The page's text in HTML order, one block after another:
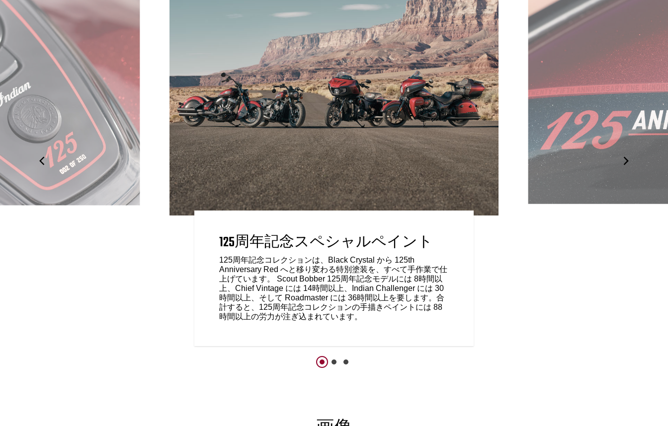
125周年記念スペシャルペイント
125周年記念コレクションは、Black Crystal から 125th
Anniversary Red へと移り変わる特別塗装を、すべて手作業で仕
上げています。 Scout Bobber 125周年記念モデルには 8時間以
上、Chief Vintage には 14時間以上、Indian Challenger には 30
時間以上、そして Roadmaster には 36時間以上を要します。合
計すると、125周年記念コレクションの手描きペイントには 88
時間以上の労力が注ぎ込まれています。